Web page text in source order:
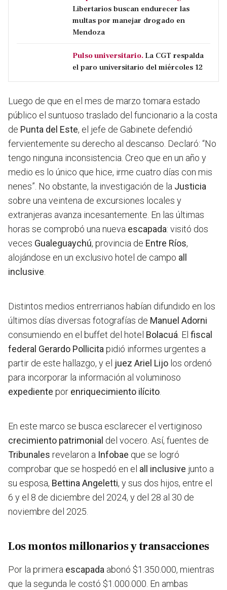
Libertarios buscan endurecer las
multas por manejar drogado en
Mendoza
Pulso universitario. La CGT respalda
el paro universitario del miércoles 12
Luego de que en el mes de marzo tomara estado
público el suntuoso traslado del funcionario a la costa
de Punta del Este, el jefe de Gabinete defendió
fervientemente su derecho al descanso. Declaró: “No
tengo ninguna inconsistencia. Creo que en un año y
medio es lo único que hice, irme cuatro días con mis
nenes”. No obstante, la investigación de la Justicia
sobre una veintena de excursiones locales y
extranjeras avanza incesantemente. En las últimas
horas se comprobó una nueva escapada: visitó dos
veces Gualeguaychú, provincia de Entre Ríos,
alojándose en un exclusivo hotel de campo all
inclusive
Distintos medios entrerrianos habían difundido en los
últimos días diversas fotografías de Manuel Adorni
consumiendo en el buffet del hotel Bolacuá . El fiscal
federal Gerardo Pollicita pidió informes urgentes a
partir de este hallazgo, y el juez Ariel Lijo los ordenó
para incorporar la información al voluminoso
expediente por enriquecimiento ilícito
En este marco se busca esclarecer el vertiginoso
crecimiento patrimonial del vocero. Así, fuentes de
Tribunales revelaron a Infobae que se logró
comprobar que se hospedó en el all inclusive junto a
su esposa, Bettina Angeletti, y sus dos hijos, entre el
6 y el 8 de diciembre del 2024, y del 28 al 30 de
noviembre del 2025.
Los montos millonarios y transacciones
Por la primera escapada abonó $1.350.000, mientras
que la segunda le costó $1.000.000. En ambas